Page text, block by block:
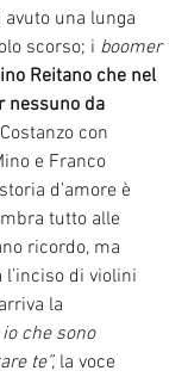
avuto una lunga
scorso; i boomer
Reitano che nel
nessuno da
con
e Franco
d’amore è
tutto alle
ricordo, ma
di violini
la
io che sono
te”, la voce